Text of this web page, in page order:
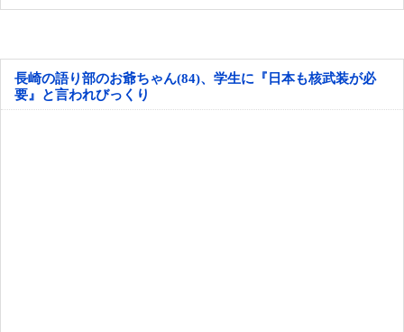
長崎の語り部のお爺ちゃん(84)、学生に『日本も核武装が必
要』と言われびっくり